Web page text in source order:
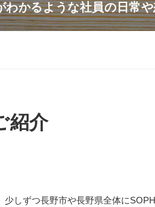
かるような社員の日常
紹介
しずつ長野市や長野県全体に